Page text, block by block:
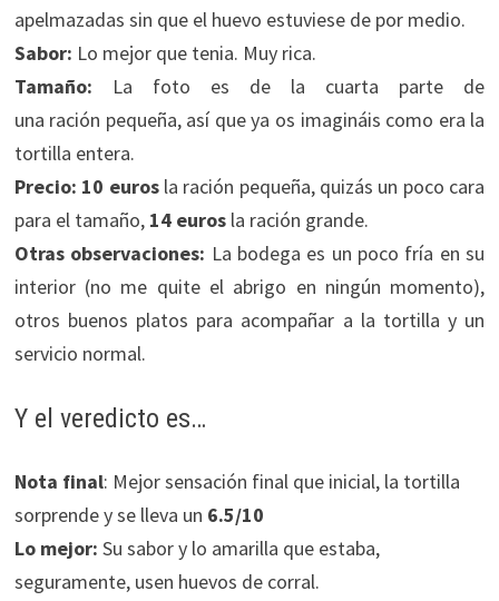
apelmazadas sin que el huevo estuviese de por medio.
Sabor: Lo mejor que tenia. Muy rica.
Tamaño: La foto es de la cuarta parte de
una ración pequeña, así que ya os imagináis como era la
tortilla entera.
Precio: 10 eurosla ración pequeña, quizás un poco cara
para el tamaño, 14 eurosla ración grande.
Otras observaciones: La bodega es un poco fría en su
interior (no me quite el abrigo en ningún momento),
otros buenos platos para acompañar a la tortilla y un
servicio normal.
Y el veredicto es…
Nota final: Mejor sensación final que inicial, la tortilla
sorprende y se lleva un 6.5/10
Lo mejor: Su sabor y lo amarilla que estaba,
seguramente, usen huevos de corral.